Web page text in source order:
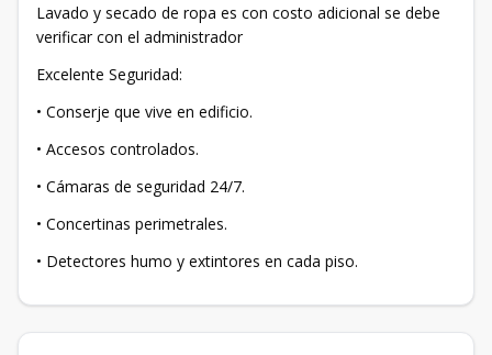
Lavado y secado de ropa es con costo adicional se debe
verificar con el administrador
Excelente Seguridad:
• Conserje que vive en edificio.
• Accesos controlados.
• Cámaras de seguridad 24/7.
• Concertinas perimetrales.
• Detectores humo y extintores en cada piso.